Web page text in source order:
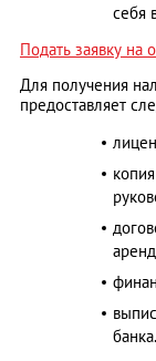
себя
Подать заявку на
Для получения
предоставляет
банка.